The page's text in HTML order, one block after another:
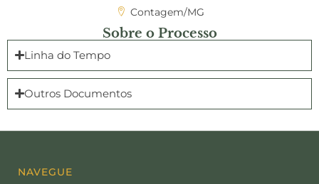
Contagem/MG
Sobre o Processo
Linha do Tempo
Outros Documentos
NAVEGUE